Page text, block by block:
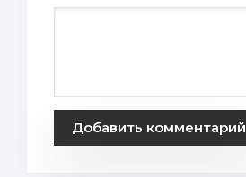
Добавить комментарий